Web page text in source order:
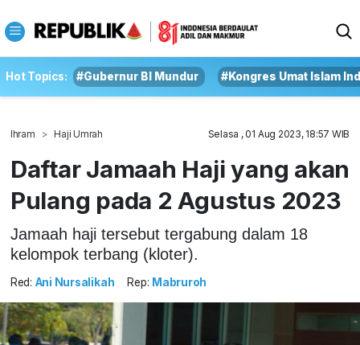
Hot Topics: #Gubernur BI Mundur #Kongres Umat Islam
Ihram Haji Umrah Selasa , 01 Aug 2023, 18:57 WIB
Daftar Jamaah Haji yang akan
Pulang pada 2 Agustus 2023
Jamaah haji tersebut tergabung dalam 18
kelompok terbang (kloter).
Red: Ani Nursalikah Rep: Mabruroh